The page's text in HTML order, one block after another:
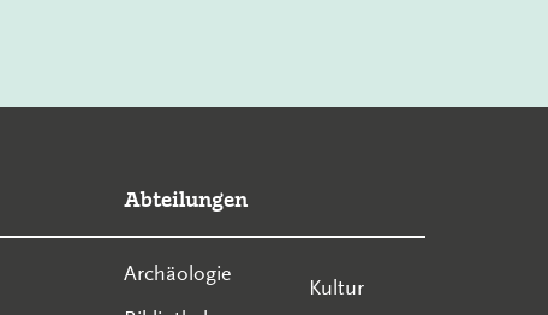
Abteilungen
Archäologie
Kultur